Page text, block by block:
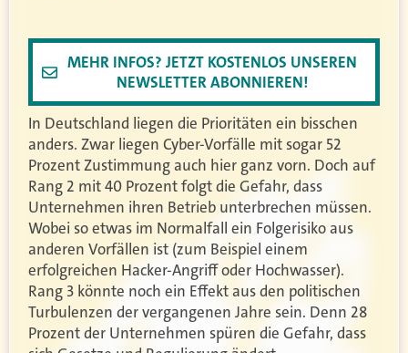
MEHR INFOS? JETZT KOSTENLOS UNSEREN
NEWSLETTER ABONNIEREN!
In Deutschland liegen die Prioritäten ein bisschen
anders. Zwar liegen Cyber-Vorfälle mit sogar 52
Prozent Zustimmung auch hier ganz vorn. Doch auf
Rang 2 mit 40 Prozent folgt die Gefahr, dass
Unternehmen ihren Betrieb unterbrechen müssen.
Wobei so etwas im Normalfall ein Folgerisiko aus
anderen Vorfällen ist (zum Beispiel einem
erfolgreichen Hacker-Angriff oder Hochwasser).
Rang 3 könnte noch ein Effekt aus den politischen
Turbulenzen der vergangenen Jahre sein. Denn 28
Prozent der Unternehmen spüren die Gefahr, dass